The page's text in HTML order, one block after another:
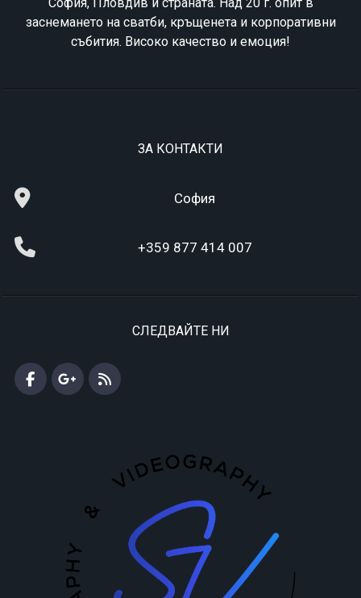
заснемането на сватби, кръщенета и корпоративни
събития. Високо качество и емоция!
ЗА КОНТАКТИ
София
+359 877 414 007
СЛЕДВАЙТЕ НИ